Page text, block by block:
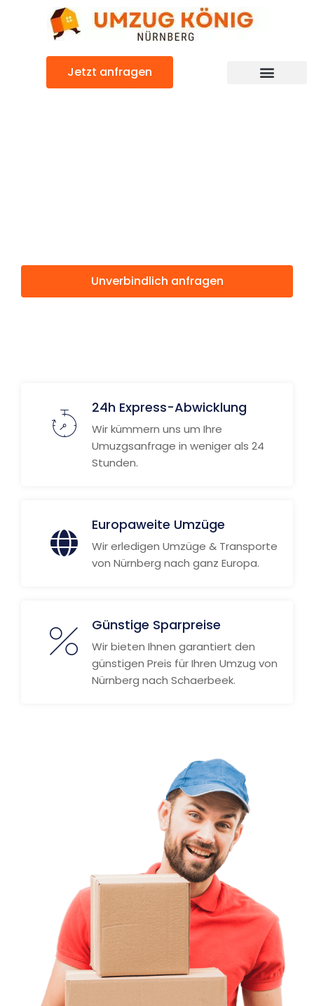
Jetzt anfragen
Unverbindlich anfragen
24h Express-Abwicklung
Wir kümmern uns um Ihre
Umuzgsanfrage in weniger als 24
Stunden.
Europaweite Umzüge
Wir erledigen Umzüge & Transporte
von Nürnberg nach ganz Europa.
Günstige Sparpreise
Wir bieten Ihnen garantiert den
günstigen Preis für Ihren Umzug von
Nürnberg nach Schaerbeek.